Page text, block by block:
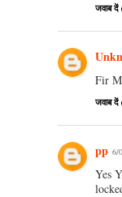
जवाब दें
Fir
जवाब दें
pp 6/
Yes